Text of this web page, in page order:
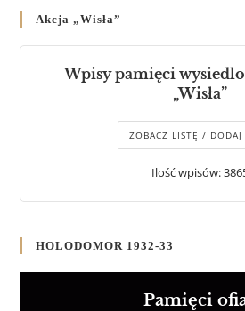
Akcja „Wisła”
Wpisy pamięci
„Wisła”
ZOBACZ LISTĘ / DODAJ
Ilość wpisów:
HOLODOMOR 1932-33
Pamięci